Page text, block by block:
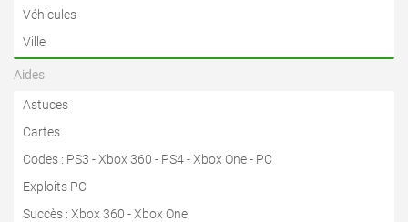
Véhicules
Ville
Aides
Astuces
Cartes
Codes : PS3 -Xbox 360 - PS4-Xbox One- PC
Exploits PC
Succès : Xbox 360 -Xbox One